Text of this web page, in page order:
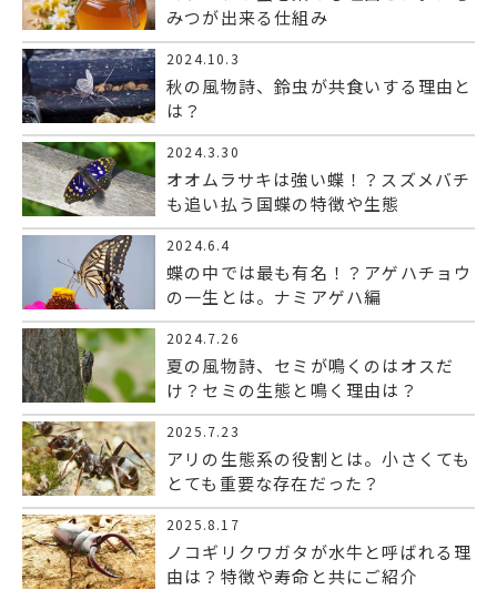
みつが出来る仕組み
2024.10.3
秋の風物詩、鈴虫が共食いする理由と
は？
2024.3.30
オオムラサキは強い蝶！？スズメバチ
も追い払う国蝶の特徴や生態
2024.6.4
蝶の中では最も有名！？アゲハチョウ
の一生とは。ナミアゲハ編
2024.7.26
夏の風物詩、セミが鳴くのはオスだ
け？セミの生態と鳴く理由は？
2025.7.23
アリの生態系の役割とは。小さくても
とても重要な存在だった？
2025.8.17
ノコギリクワガタが水牛と呼ばれる理
由は？特徴や寿命と共にご紹介